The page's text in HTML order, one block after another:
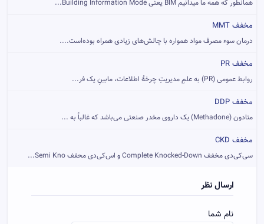
همانطور که همه ما میدانیم BIM یعنی Building Information Mode...
مخفف MMT
درمان سوء مصرف مواد همواره با چالش‌های زیادی همراه بوده‌است....
مخفف PR
روابط عمومی (PR) به علمِ مدیریتِ چرخهٔ اطلاعات، مابینِ یک فر...
مخفف DDP
متادون (Methadone) یک داروی مخدر صنعتی می‌باشد که غالباً به ...
مخفف CKD
سی‌کی‌دی مخفف Complete Knocked-Down و اس‌کی‌دی محفف Semi Kno...
ارسال نظر
نام شما